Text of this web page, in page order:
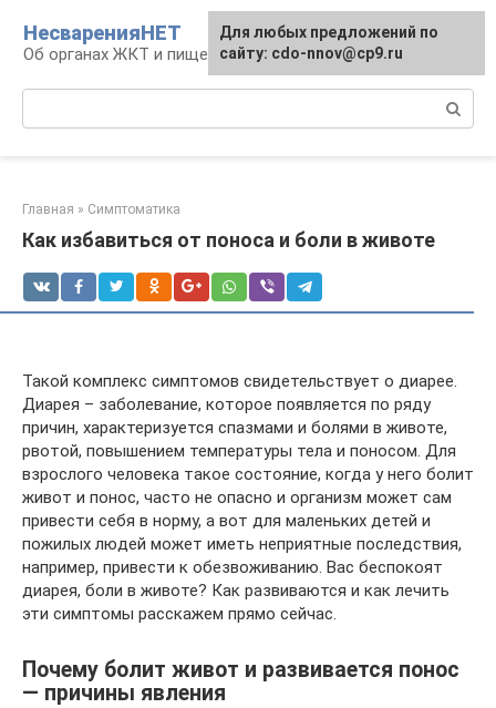
контенту
НесваренияНЕТ
Об органах ЖКТ и пищеварении
Главная » Симптоматика
Как избавиться от поноса и боли в животе
Такой комплекс симптомов свидетельствует о диарее.
Диарея – заболевание, которое появляется по ряду
причин, характеризуется спазмами и болями в животе,
рвотой, повышением температуры тела и поносом. Для
взрослого человека такое состояние, когда у него болит
живот и понос, часто не опасно и организм может сам
привести себя в норму, а вот для маленьких детей и
пожилых людей может иметь неприятные последствия,
например, привести к обезвоживанию. Вас беспокоят
диарея, боли в животе? Как развиваются и как лечить
эти симптомы расскажем прямо сейчас.
Почему болит живот и развивается понос
— причины явления
Для любых предложений по
сайту: cdo-nnov@cp9.ru